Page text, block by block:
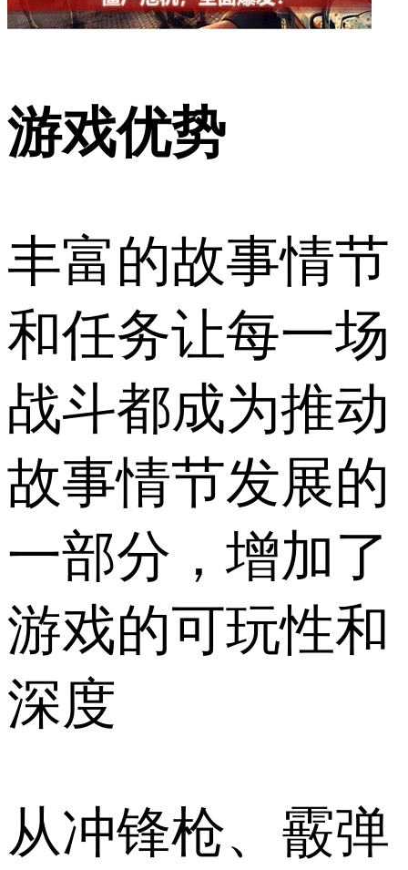
游戏优势
丰富的故事情节
和任务让每一场
战斗都成为推动
故事情节发展的
一部分，增加了
游戏的可玩性和
深度
从冲锋枪、霰弹